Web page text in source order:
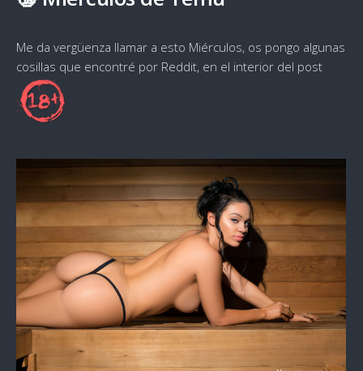
Me da vergüenza llamar a esto Miérculos, os pongo algunas
cosillas que encontré por Reddit, en el interior del post